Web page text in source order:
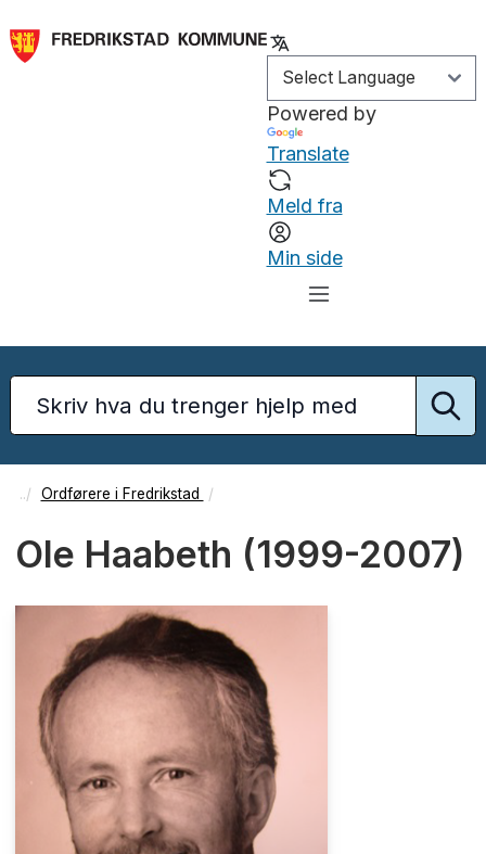
Powered by
Translate
Meld fra
Min side
Ordførere i Fredrikstad
Ole Haabeth (1999-2007)